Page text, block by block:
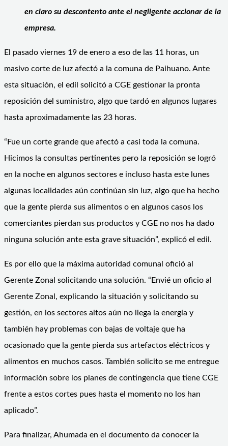
en claro su descontento ante el negligente accionar de la
empresa.
El pasado viernes 19 de enero a eso de las 11 horas, un
masivo corte de luz afectó a la comuna de Paihuano. Ante
esta situación, el edil solicitó a CGE gestionar la pronta
reposición del suministro, algo que tardó en algunos lugares
hasta aproximadamente las 23 horas.
“Fue un corte grande que afectó a casi toda la comuna.
Hicimos la consultas pertinentes pero la reposición se logró
en la noche en algunos sectores e incluso hasta este lunes
algunas localidades aún continúan sin luz, algo que ha hecho
que la gente pierda sus alimentos o en algunos casos los
comerciantes pierdan sus productos y CGE no nos ha dado
ninguna solución ante esta grave situación”, explicó el edil.
Es por ello que la máxima autoridad comunal ofició al
Gerente Zonal solicitando una solución. “Envié un oficio al
Gerente Zonal, explicando la situación y solicitando su
gestión, en los sectores altos aún no llega la energía y
también hay problemas con bajas de voltaje que ha
ocasionado que la gente pierda sus artefactos eléctricos y
alimentos en muchos casos. También solicito se me entregue
información sobre los planes de contingencia que tiene CGE
frente a estos cortes pues hasta el momento no los han
aplicado”.
Para finalizar, Ahumada en el documento da conocer la